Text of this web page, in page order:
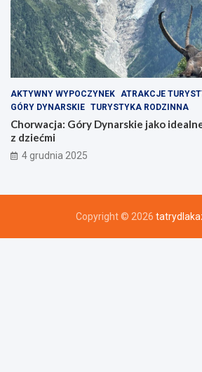
AKTYWNY WYPOCZYNEK ATRAKCJE
GÓRY DYNARSKIE TURYSTYKA RODZINNA
Chorwacja: Góry Dynarskie jako
z dziećmi
4 grudnia 2025
Copyright © 2026